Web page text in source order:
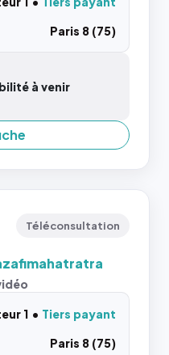
Paris 8 (75)
à venir
Téléconsultation
1
Tiers payant
Paris 8 (75)